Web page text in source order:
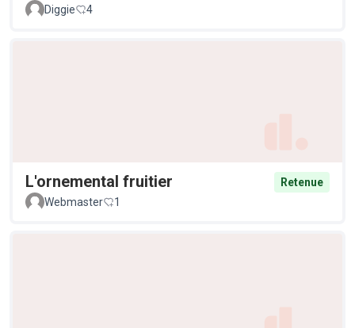
Diggie 4
L'ornemental fruitier
Retenue
Webmaster
1